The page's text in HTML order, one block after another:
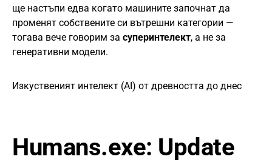
ще настъпи едва когато машините започнат да
променят собствените си вътрешни категории —
тогава вече говорим за суперинтелект, а не за
генеративни модели.
Изкуственият интелект (AI) от древността до днес
Humans.exe: Update